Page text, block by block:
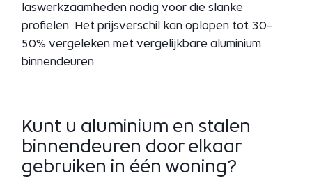
laswerkzaamheden nodig voor die slanke
profielen. Het prijsverschil kan oplopen tot 30-
50% vergeleken met vergelijkbare aluminium
binnendeuren.
Kunt u aluminium en stalen
binnendeuren door elkaar
gebruiken in één woning?